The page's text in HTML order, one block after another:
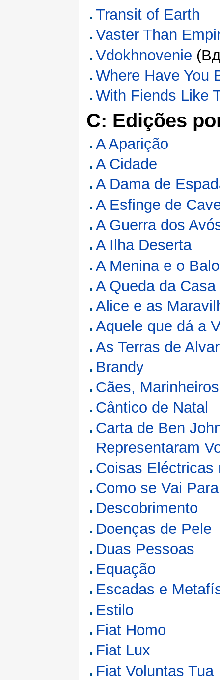
Transit of Earth
Vaster Than
Vdokhnovenie
Where Have You
With Fiends Like
C: Edições
A Aparição
A Cidade
A Dama de
A Esfinge de
A Guerra dos
A Ilha Deserta
A Menina e o
A Queda da
Alice e as
Aquele que dá a
As Terras de
Brandy
Cães, Marinheiros
Cântico de Natal
Carta de Ben
Representaram
Coisas Eléctricas
Como se Vai
Descobrimento
Doenças de Pele
Duas Pessoas
Equação
Escadas e
Estilo
Fiat Homo
Fiat Lux
Fiat Voluntas Tua